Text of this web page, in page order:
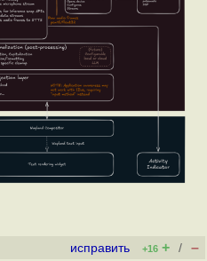
исправить +16 + / –